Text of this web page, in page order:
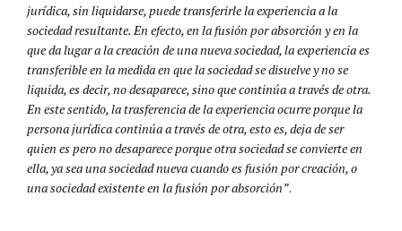
jurídica, sin liquidarse, puede transferirle la experiencia a la
sociedad resultante. En efecto, en la fusión por absorción y en la
que da lugar a la creación de una nueva sociedad, la experiencia es
transferible en la medida en que la sociedad se disuelve y no se
liquida, es decir, no desaparece, sino que continúa a través de otra.
En este sentido, la trasferencia de la experiencia ocurre porque la
persona jurídica continúa a través de otra, esto es, deja de ser
quien es pero no desaparece porque otra sociedad se convierte en
ella, ya sea una sociedad nueva cuando es fusión por creación, o
una sociedad existente en la fusión por absorción”.